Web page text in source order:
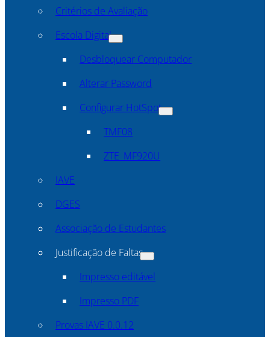
Critérios de Avaliação
Escola Digital
Desbloquear Computador
Alterar Password
Configurar HotSpot
TMF08
ZTE_MF920U
IAVE
DGES
Associação de Estudantes
Justificação de Faltas
Impresso editável
Impresso PDF
Provas IAVE 0.0.12